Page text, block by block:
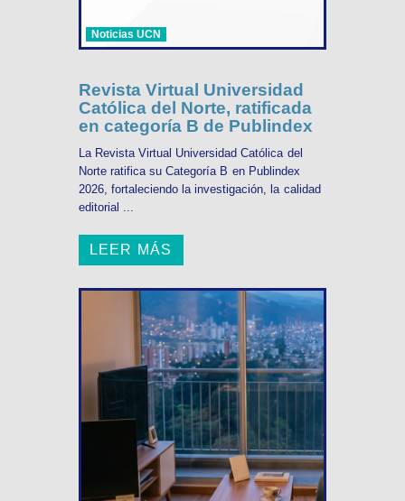
Noticias UCN
Revista Virtual Universidad
Católica del Norte, ratificada
en categoría B de Publindex
La Revista Virtual Universidad Católica del
Norte ratifica su Categoría B en Publindex
2026, fortaleciendo la investigación, la calidad
editorial ...
LEER MÁS